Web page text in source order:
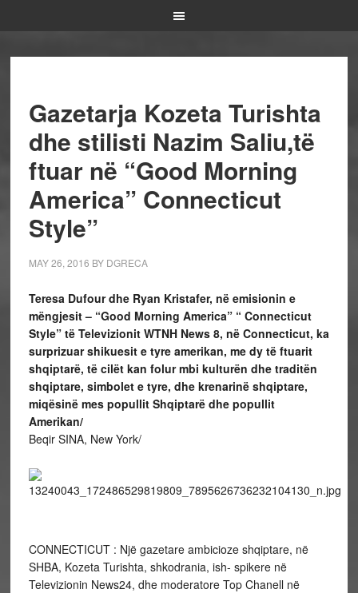
Gazetarja Kozeta Turishta
dhe stilisti Nazim Saliu,të
ftuar në “Good Morning
America” Connecticut
Style”
MAY 26, 2016 BY DGRECA
Teresa Dufour dhe Ryan Kristafer, në emisionin e
mëngjesit – “Good Morning America” “ Connecticut
Style” të Televizionit WTNH News 8, në Connecticut, ka
surprizuar shikuesit e tyre amerikan, me dy të ftuarit
shqiptarë, të cilët kan folur mbi kulturën dhe traditën
shqiptare, simbolet e tyre, dhe krenarinë shqiptare,
miqësinë mes popullit Shqiptarë dhe popullit
Amerikan/
Beqir SINA, New York/
CONNECTICUT : Një gazetare ambicioze shqiptare, në
SHBA, Kozeta Turishta, shkodrania, ish- spikere në
Televizionin News24, dhe moderatore Top Chanell në